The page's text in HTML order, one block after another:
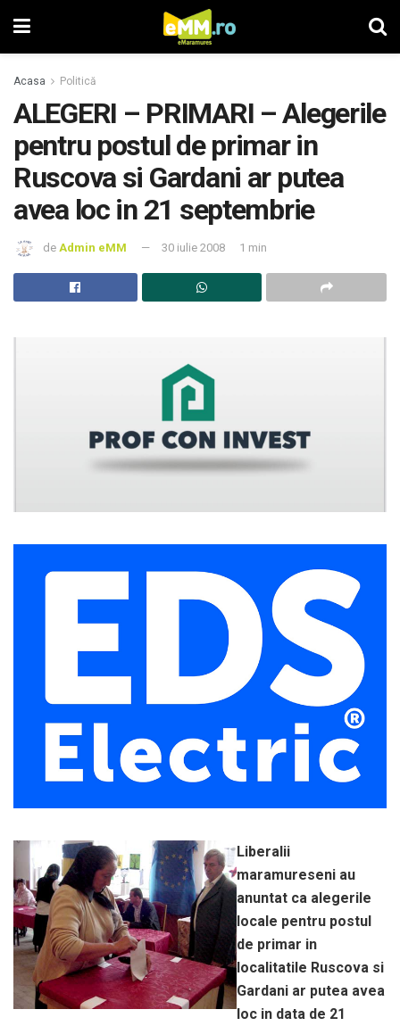
Acasa Politică
ALEGERI – PRIMARI – Alegerile
pentru postul de primar in
Ruscova si Gardani ar putea
avea loc in 21 septembrie
de Admin eMM 30 iulie 2008 1 min
Liberalii
maramureseni au
anuntat ca alegerile
locale pentru postul
de primar in
localitatile Ruscova si
Gardani ar putea avea
loc in data de 21